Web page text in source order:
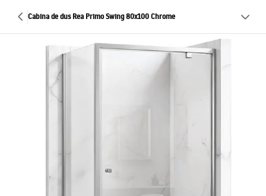
Cabina de dus Rea Primo Swing 80x100 Chrome